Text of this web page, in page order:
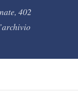
402